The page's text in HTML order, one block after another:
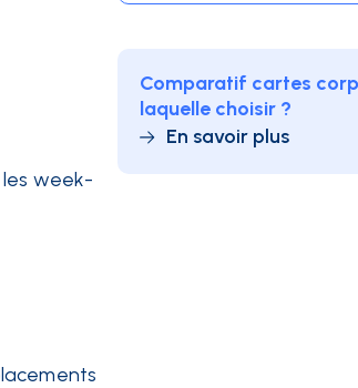
les week-
Comparatif cartes
laquelle choisir ?
En savoir plus